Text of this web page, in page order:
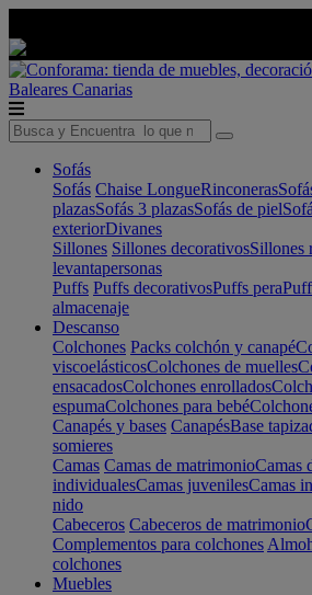
Baleares Canarias
Sofás
Sofás Chaise LongueRinconeras
plazasSofás 3 plazasSofás de piel
exteriorDivanes
Sillones Sillones decorativosSillones
levantapersonas
Puffs Puffs decorativosPuffs pera
almacenaje
Descanso
Colchones Packs colchón y canapé
viscoelásticosColchones de muelles
ensacadosColchones enrollados
espumaColchones para bebé
Canapés y bases CanapésBase
somieres
Camas Camas de matrimonioCamas
individualesCamas juvenilesCamas
nido
Cabeceros Cabeceros de matrimonio
Complementos para colchones
colchones
Muebles